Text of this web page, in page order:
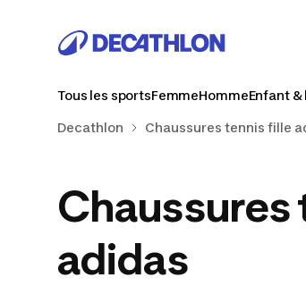
Tous les sportsFemmeHommeEnfant &
Decathlon Chaussures tennis fille
adidas